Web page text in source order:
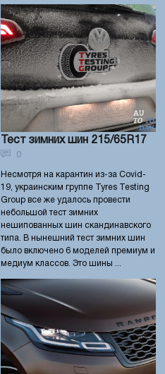
Тест зимних шин 215/65R17
0
Несмотря на карантин из-за Covid-
19, украинским группе Tyres Testing
Group все же удалось провести
небольшой тест зимних
нешипованных шин скандинавского
типа. В нынешний тест зимних шин
было включено 6 моделей премиум и
медиум классов. Это шины ...